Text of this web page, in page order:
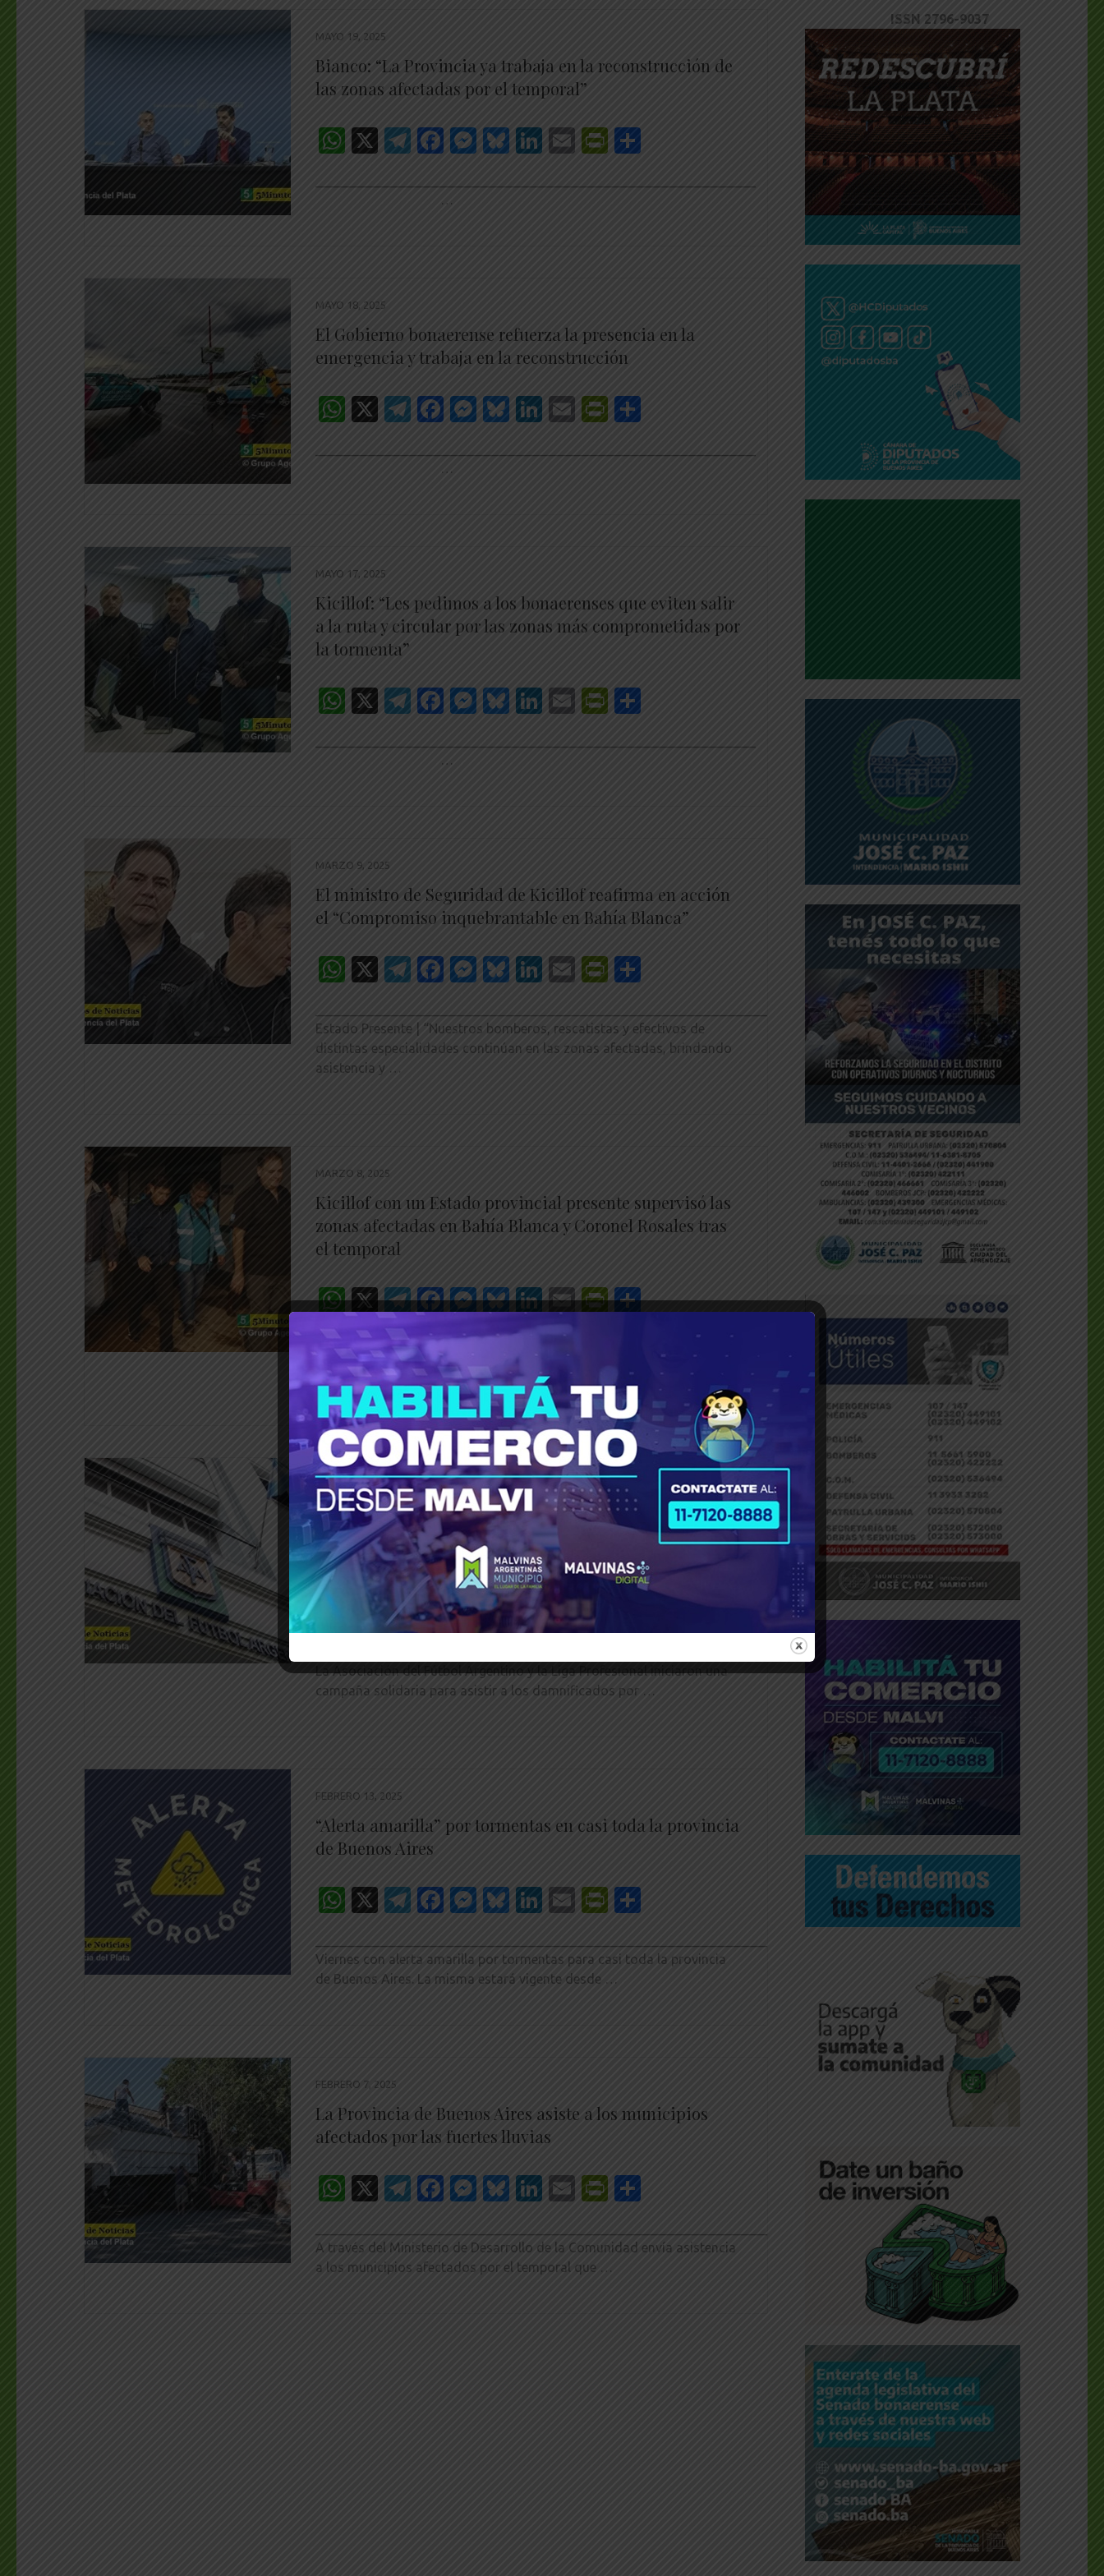
MAYO 19, 2025
Bianco: “La Provincia ya trabaja en la reconstrucción de
las zonas afectadas por el temporal”
WhatsApp
X Telegram
Facebook
Messenger
Bluesky
LinkedIn
EmailPrintFriendly
…
MAYO 18, 2025
El Gobierno bonaerense refuerza la presencia en la
emergencia y trabaja en la reconstrucción
WhatsApp
X Telegram
Facebook
Messenger
Bluesky
LinkedIn
EmailPrintFriendly
…
MAYO 17, 2025
Kicillof: “Les pedimos a los bonaerenses que eviten salir
a la ruta y circular por las zonas más comprometidas por
la tormenta”
WhatsApp
X Telegram
Facebook
Messenger
Bluesky
LinkedIn
EmailPrintFriendly
…
MARZO 9, 2025
El ministro de Seguridad de Kicillof reafirma en acción
el “Compromiso inquebrantable en Bahía Blanca”
WhatsApp
X Telegram
Facebook
Messenger
Bluesky
LinkedIn
EmailPrintFriendly
________________________________________________________________________________
Estado Presente | “Nuestros bomberos, rescatistas y efectivos de
distintas especialidades continúan en las zonas afectadas, brindando
asistencia y …
MARZO 8, 2025
Kicillof con un Estado provincial presente supervisó las
zonas afectadas en Bahía Blanca y Coronel Rosales tras
el temporal
WhatsApp
X Telegram
Facebook
Messenger
Bluesky
LinkedIn
EmailPrintFriendly
Share
________________________________________________________________________________
El gobernador Kicillof recorrió Bahía Blanca y Coronel Rosales para
evaluar los daños del temporal y coordinar la asistencia …
MARZO 8, 2025
La AFA y la Liga Profesional anunciaron que enviarán
donaciones a los damnificados por las inundaciones en
Bahía Blanca
WhatsApp
X Telegram
Facebook
Messenger
Bluesky
LinkedIn
EmailPrintFriendly
Share
________________________________________________________________________________
La Asociación del Fútbol Argentino y la Liga Profesional iniciaron una
campaña solidaria para asistir a los damnificados por …
FEBRERO 13, 2025
“Alerta amarilla” por tormentas en casi toda la provincia
de Buenos Aires
WhatsApp
X Telegram
Facebook
Messenger
Bluesky
LinkedIn
EmailPrintFriendly
Viernes con alerta amarilla por tormentas para casi toda la provincia
de Buenos Aires. La misma estará vigente desde …
FEBRERO 7, 2025
La Provincia de Buenos Aires asiste a los municipios
afectados por las fuertes lluvias
WhatsApp
X Telegram
Facebook
Messenger
Bluesky
LinkedIn
EmailPrintFriendly
A través del Ministerio de Desarrollo de la Comunidad envía asistencia
a los municipios afectados por el temporal que …
ISSN 2796-9037